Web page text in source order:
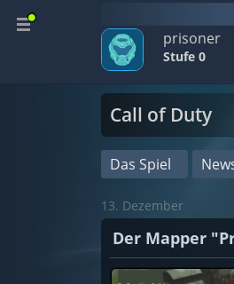
prisoner
Stufe 0
Call of Duty
Das Spiel
13. Dezember
Der Mapper